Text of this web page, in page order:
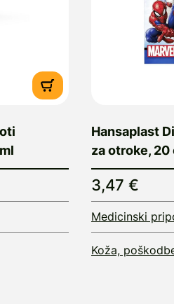
Hansaplast
za otroke,
3,47 €
Medicinski
Koža,